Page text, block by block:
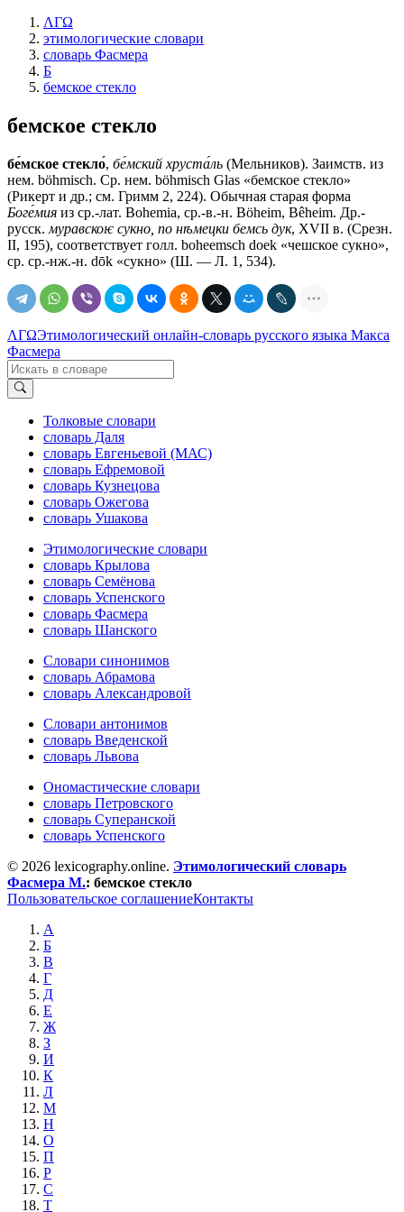
ΛΓΩ
этимологические словари
словарь Фасмера
Б
бемское стекло
бемское стекло
бе́мское стекло́, бе́мский хруста́ль (Мельников). Заимств. из
нем. böhmisch. Ср. нем. böhmisch Glas «бемское стекло»
(Рикерт и др.; см. Гримм 2, 224). Обычная старая форма
Боге́мия из ср.-лат. Bohemia, ср.-в.-н. Böheim, Bêheim. Др.-
русск. муравскоѥ сукно, по нѣмецки бемсь дук, XVII в. (Срезн.
II, 195), соответствует голл. boheemsch doek «чешское сукно»,
ср. ср.-нж.-н. dōk «сукно» (Ш. — Л. 1, 534).
ΛΓΩЭтимологический онлайн-словарь русского языка Макса
Фасмера
Толковые словари
словарь Даля
словарь Евгеньевой (МАС)
словарь Ефремовой
словарь Кузнецова
словарь Ожегова
словарь Ушакова
Этимологические словари
словарь Крылова
словарь Семёнова
словарь Успенского
словарь Фасмера
словарь Шанского
Словари синонимов
словарь Абрамова
словарь Александровой
Словари антонимов
словарь Введенской
словарь Львова
Ономастические словари
словарь Петровского
словарь Суперанской
словарь Успенского
© 2026 lexicography.online. Этимологический словарь
Фасмера М.: бемское стекло
Пользовательское соглашениеКонтакты
А
Б
В
Г
Д
Е
Ж
З
И
К
Л
М
Н
О
П
Р
С
Т